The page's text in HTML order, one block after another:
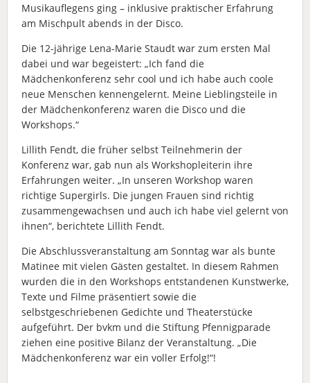
Musikauflegens ging – inklusive praktischer Erfahrung
am Mischpult abends in der Disco.
Die 12-jährige Lena-Marie Staudt war zum ersten Mal
dabei und war begeistert: „Ich fand die
Mädchenkonferenz sehr cool und ich habe auch coole
neue Menschen kennengelernt. Meine Lieblingsteile in
der Mädchenkonferenz waren die Disco und die
Workshops.“
Lillith Fendt, die früher selbst Teilnehmerin der
Konferenz war, gab nun als Workshopleiterin ihre
Erfahrungen weiter. „In unseren Workshop waren
richtige Supergirls. Die jungen Frauen sind richtig
zusammengewachsen und auch ich habe viel gelernt von
ihnen“, berichtete Lillith Fendt.
Die Abschlussveranstaltung am Sonntag war als bunte
Matinee mit vielen Gästen gestaltet. In diesem Rahmen
wurden die in den Workshops entstandenen Kunstwerke,
Texte und Filme präsentiert sowie die
selbstgeschriebenen Gedichte und Theaterstücke
aufgeführt. Der bvkm und die Stiftung Pfennigparade
ziehen eine positive Bilanz der Veranstaltung. „Die
Mädchenkonferenz war ein voller Erfolg!“!